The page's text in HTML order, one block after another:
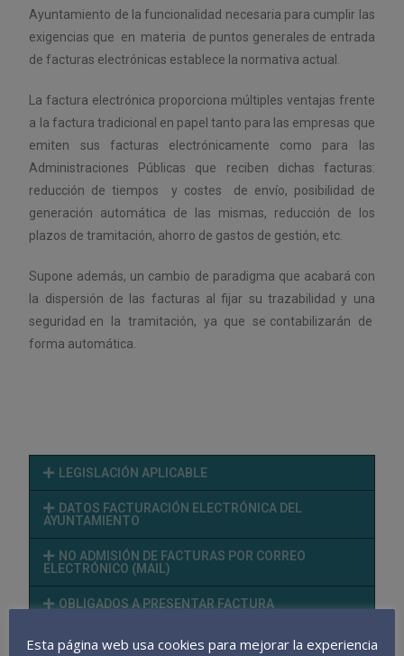
Ayuntamiento de la funcionalidad necesaria para cumplir las
exigencias que en materia de puntos generales de entrada
de facturas electrónicas establece la normativa actual.
La factura electrónica proporciona múltiples ventajas frente
a la factura tradicional en papel tanto para las empresas que
emiten sus facturas electrónicamente como para las
Administraciones Públicas que reciben dichas facturas:
reducción de tiempos y costes de envío, posibilidad de
generación automática de las mismas, reducción de los
plazos de tramitación, ahorro de gastos de gestión, etc.
Supone además, un cambio de paradigma que acabará con
la dispersión de las facturas alfijar su trazabilidad y una
seguridad en la tramitación, ya que se contabilizarán de
forma automática.
LEGISLACIÓN APLICABLE
DATOS FACTURACIÓN ELECTRÓNICA DEL
AYUNTAMIENTO
NO ADMISIÓN DE FACTURAS POR CORREO
ELECTRÓNICO (MAIL)
OBLIGADOS A PRESENTAR FACTURA
FACTURAS DE AUTÓNOMOS POR IMPORTE
Esta página web usa cookies para mejorar la experiencia